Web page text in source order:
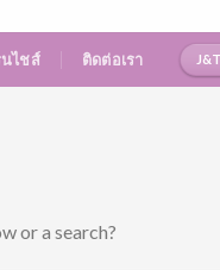
นไชส์ ติดต่อเรา
or a search?